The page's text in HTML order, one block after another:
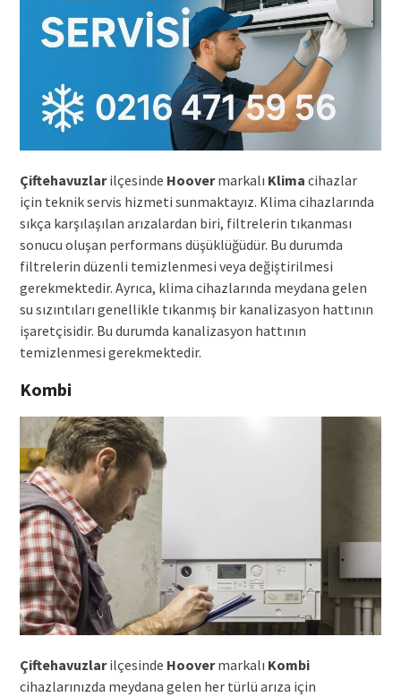
Çiftehavuzlarilçesinde Hoovermarkalı Klima cihazlar
için teknik servis hizmeti sunmaktayız. Klima cihazlarında
sıkça karşılaşılan arızalardan biri, filtrelerin tıkanması
sonucu oluşan performans düşüklüğüdür. Bu durumda
filtrelerin düzenli temizlenmesi veya değiştirilmesi
gerekmektedir. Ayrıca, klima cihazlarında meydana gelen
su sızıntıları genellikle tıkanmış bir kanalizasyon hattının
işaretçisidir. Bu durumda kanalizasyon hattının
temizlenmesi gerekmektedir.
Kombi
Çiftehavuzlarilçesinde Hoovermarkalı Kombi
cihazlarınızda meydana gelen her türlü arıza için